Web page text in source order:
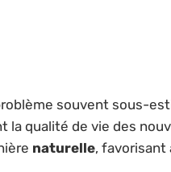
souvent sous-
la qualité de vie des
naturelle, favorisant